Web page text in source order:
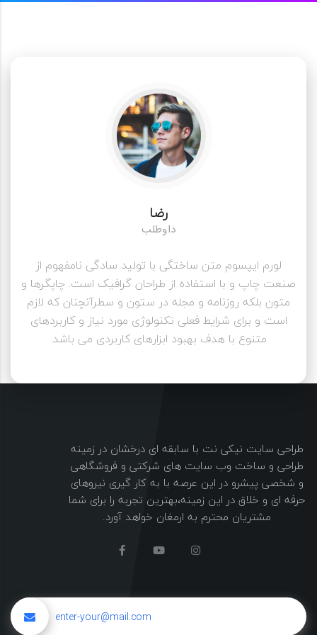
رضا
داوطلب
لورم ایپسوم متن ساختگی با تولید سادگی نامفهوم از
صنعت چاپ و با استفاده از طراحان گرافیک است. چاپگرها و
متون بلکه روزنامه و مجله در ستون و سطرآنچنان که لازم
است و برای شرایط فعلی تکنولوژی مورد نیاز و کاربردهای
متنوع با هدف بهبود ابزارهای کاربردی می باشد.
طراحی سایت نیکی نت با سابقه ای درخشان در زمینه
طراحی و ساخت وب سایت های شرکتی و فروشگاهی
و شخصی پیشرو در این عرصه با به کار گیری نیروهای
حرفه ای و خلاق در این زمینه،بهترین تجربه را برای شما
مشتریان محترم به ارمغان خواهد آورد.